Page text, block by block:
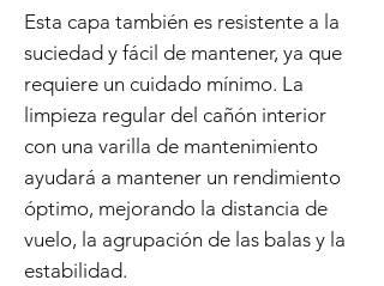
Esta capa también es resistente a la
suciedad y fácil de mantener, ya que
requiere un cuidado mínimo. La
limpieza regular del cañón interior
con una varilla de mantenimiento
ayudará a mantener un rendimiento
óptimo, mejorando la distancia de
vuelo, la agrupación de las balas y la
estabilidad.